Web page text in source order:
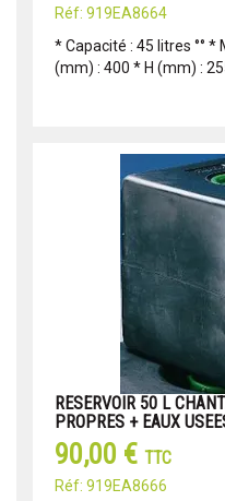
Réf: 919EA8664
* Capacité : 45 litres °° *
(mm) : 400 * H (mm) :
RESERVOIR 50 L
PROPRES + EAUX
90,00 € TTC
Réf: 919EA8666